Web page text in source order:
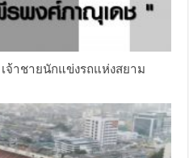
จ้าชายนักแข่งรถแห่งสยาม